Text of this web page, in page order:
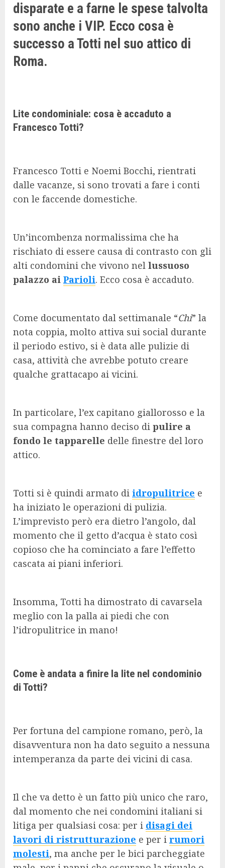
disparate e a farne le spese talvolta
sono anche i VIP. Ecco cosa è
successo a Totti nel suo attico di
Roma.
Lite condominiale: cosa è accaduto a
Francesco Totti?
Francesco Totti e Noemi Bocchi, rientrati
dalle vacanze, si sono trovati a fare i conti
con le faccende domestiche.
Un’incombenza normalissima che ha
rischiato di essere causa di contrasto con gli
alti condomini che vivono nel lussuoso
palazzo ai Parioli. Ecco cosa è accaduto.
Come documentato dal settimanale “Chi” la
nota coppia, molto attiva sui social durante
il periodo estivo, si è data alle pulizie di
casa, attività che avrebbe potuto creare
qualche grattacapo ai vicini.
In particolare, l’ex capitano giallorosso e la
sua compagna hanno deciso di pulire a
fondo le tapparelle delle finestre del loro
attico.
Totti si è quindi armato di idropulitrice e
ha iniziato le operazioni di pulizia.
L’imprevisto però era dietro l’angolo, dal
momento che il getto d’acqua è stato così
copioso che ha cominciato a fare l’effetto
cascata ai piani inferiori.
Insomma, Totti ha dimostrato di cavarsela
meglio con la palla ai piedi che con
l’idropulitrice in mano!
Come è andata a finire la lite nel condominio
di Totti?
Per fortuna del campione romano, però, la
disavventura non ha dato seguito a nessuna
intemperanza da parte dei vicini di casa.
Il che va detto è un fatto più unico che raro,
dal momento che nei condomini italiani si
litiga per qualsiasi cosa: per i disagi dei
lavori di ristrutturazione e per i rumori
molesti, ma anche per le bici parcheggiate